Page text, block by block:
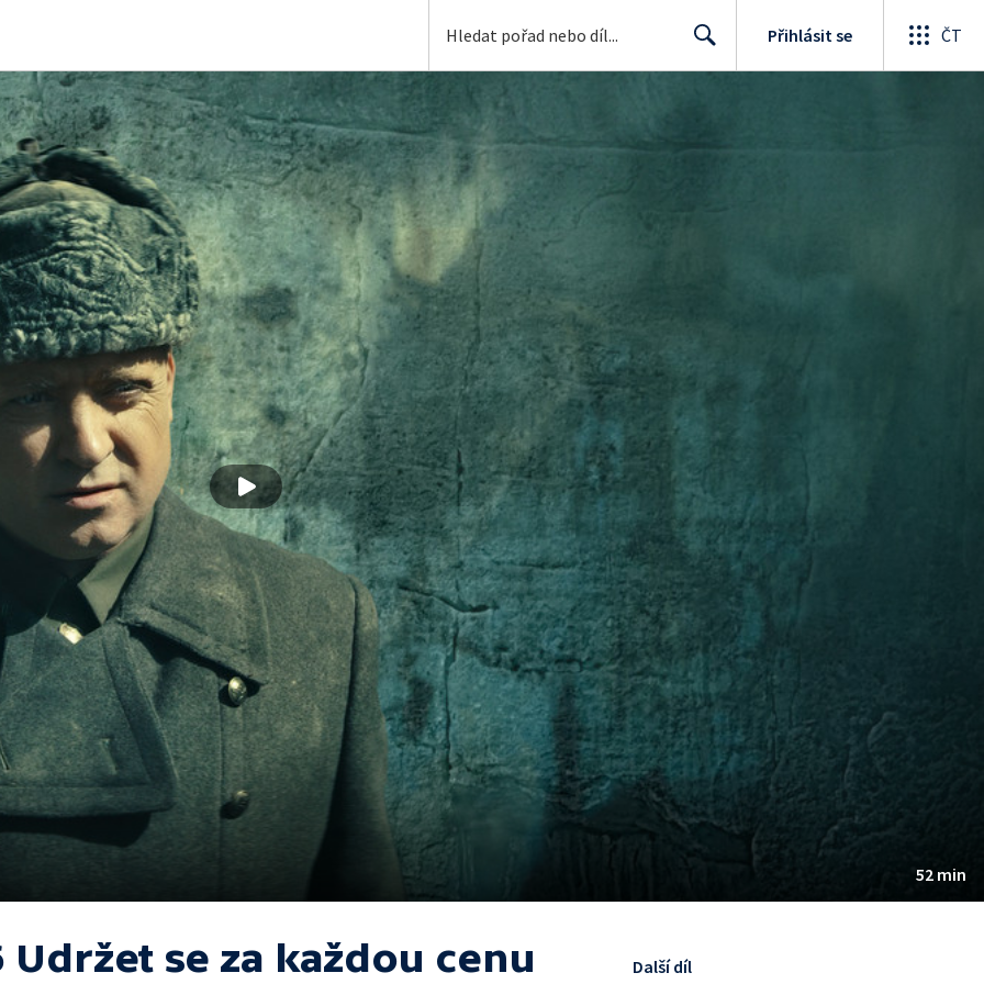
Přihlásit se ČT
52 min
Udržet se za každou cenu Další díl